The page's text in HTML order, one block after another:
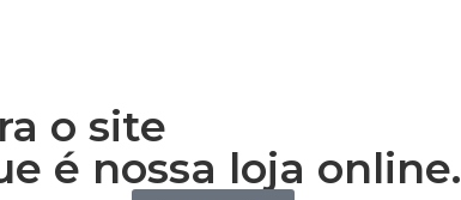
o site
é nossa loja online.